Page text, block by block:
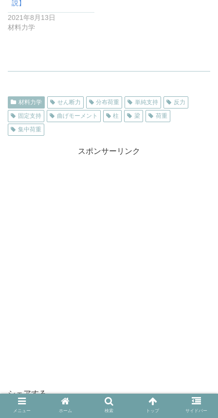
説】
2021年8月13日
材料力学
材料力学 せん断力 分布荷重 単純支持
反力
固定支持
曲げモーメント 柱 梁
荷重
集中荷重
スポンサーリンク
シェアする
メニュー ホーム 検索 トップ サイドバー